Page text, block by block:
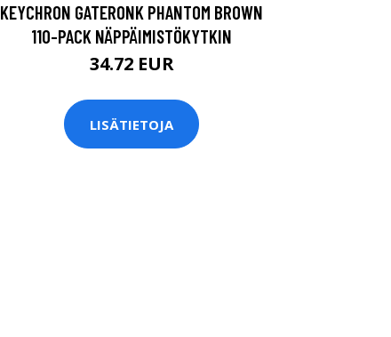
KEYCHRON GATERONK PHANTOM BROWN
110-PACK NÄPPÄIMISTÖKYTKIN
34.72 EUR
LISÄTIETOJA